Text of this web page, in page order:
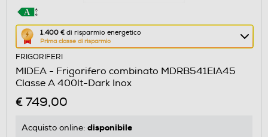
1.400 € di risparmio energetico
Prima classe di risparmio
Questa
azione
aprirà
il
Calcolatore
di
energetico
FRIGORIFERI
MIDEA - Frigorifero combinato MDRB541EIA45
Classe A 400lt-Dark Inox
€ 749,00
Acquisto online: disponibile